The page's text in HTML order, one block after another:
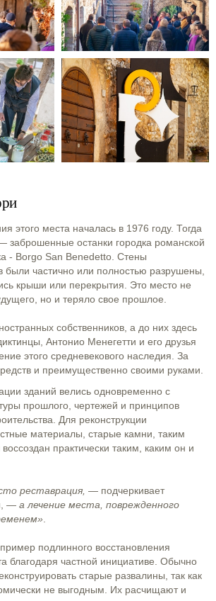
этого места началась в 1976 году. Тогда
заброшенные останки городка романской
- Borgo San Benedetto. Стены
были частично или полностью разрушены,
крыши или перекрытия. Это место не
но и теряло свое прошлое.
собственников, а до них здесь
Антонио Менегетти и его друзья
этого средневекового наследия. За
и преимущественно своими руками.
зданий велись одновременно с
прошлого, чертежей и принципов
Для реконструкции
материалы, старые камни, таким
практически таким, каким он и
реставрация, — подчеркивает
— а лечение места, поврежденного
.
подлинного восстановления
благодаря частной инициативе. Обычно
старые развалины, так как
не выгодным. Их расчищают и